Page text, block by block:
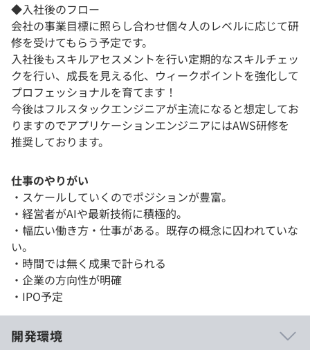
◆入社後のフロー
会社の事業目標に照らし合わせ個々人のレベルに応じて研
修を受けてもらう予定です。
入社後もスキルアセスメントを行い定期的なスキルチェッ
クを行い、成長を見える化、ウィークポイントを強化して
プロフェッショナルを育てます！
今後はフルスタックエンジニアが主流になると想定してお
りますのでアプリケーションエンジニアにはAWS研修を
推奨しております。
仕事のやりがい
・スケールしていくのでポジションが豊富。
・経営者がAIや最新技術に積極的。
・幅広い働き方・仕事がある。既存の概念に囚われていな
い。
・時間では無く成果で計られる
・企業の方向性が明確
・IPO予定
開発環境